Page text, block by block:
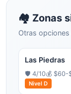
🏘️ Zonas
Otras
Las Piedras
🛡️ 4/10💰 $60-
Nivel D